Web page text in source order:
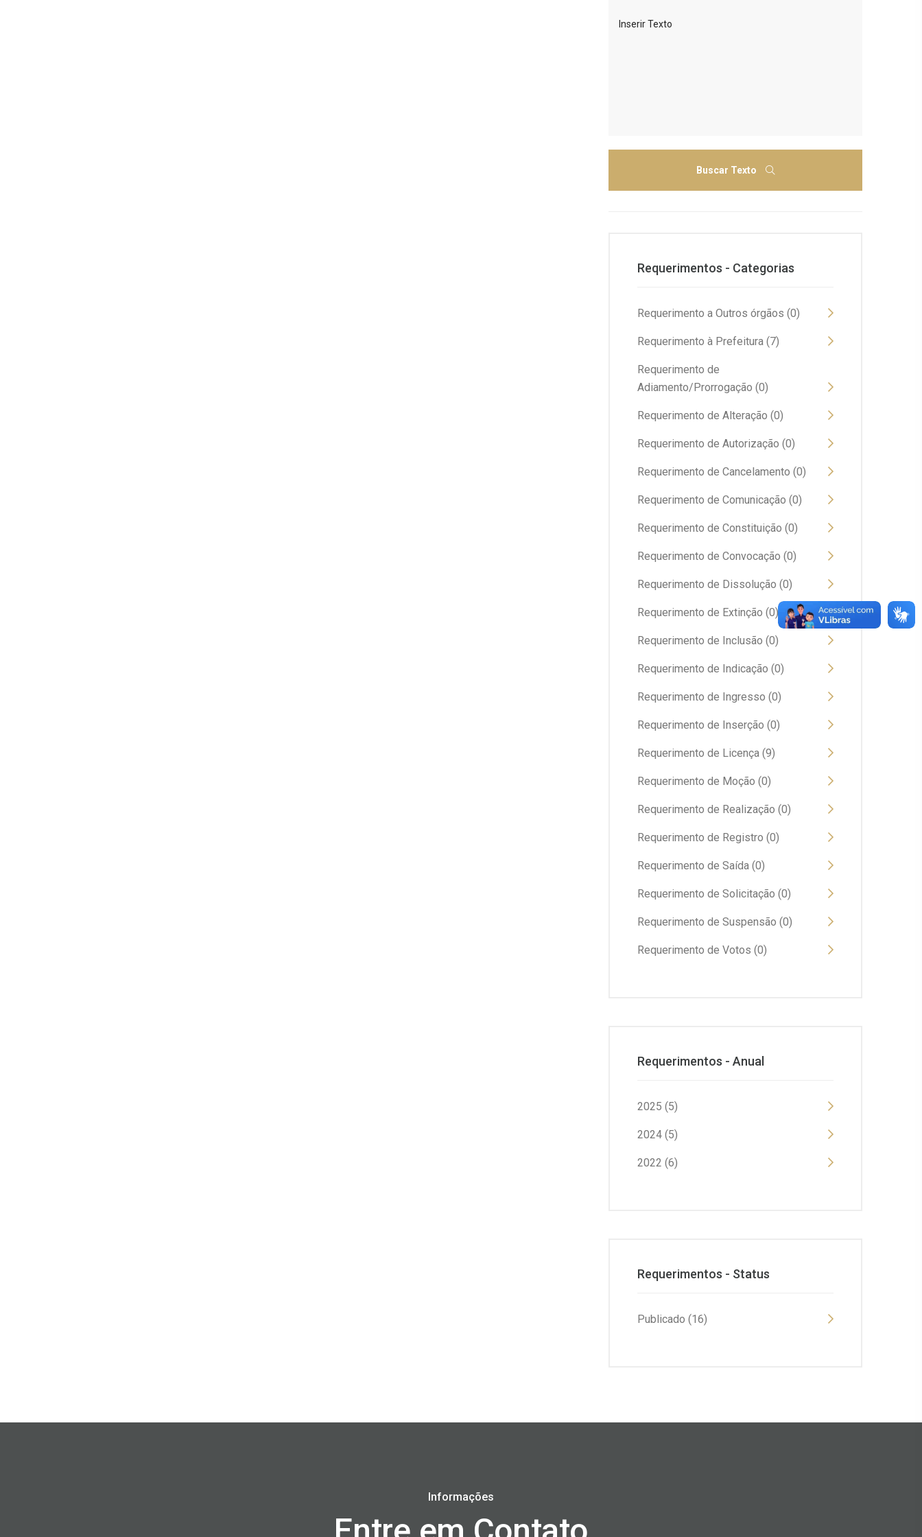
Buscar Texto
Requerimentos - Categorias
Requerimento a Outros órgãos (0)
Requerimento à Prefeitura (7)
Requerimento de
Adiamento/Prorrogação (0)
Requerimento de Alteração (0)
Requerimento de Autorização (0)
Requerimento de Cancelamento (0)
Requerimento de Comunicação (0)
Requerimento de Constituição (0)
Requerimento de Convocação (0)
Requerimento de Dissolução (0)
Requerimento de Extinção (0)
Requerimento de Inclusão (0)
Requerimento de Indicação (0)
Requerimento de Ingresso (0)
Requerimento de Inserção (0)
Requerimento de Licença (9)
Requerimento de Moção (0)
Requerimento de Realização (0)
Requerimento de Registro (0)
Requerimento de Saída (0)
Requerimento de Solicitação (0)
Requerimento de Suspensão (0)
Requerimento de Votos (0)
Requerimentos - Anual
2025 (5)
2024 (5)
2022 (6)
Requerimentos - Status
Publicado (16)
Informações